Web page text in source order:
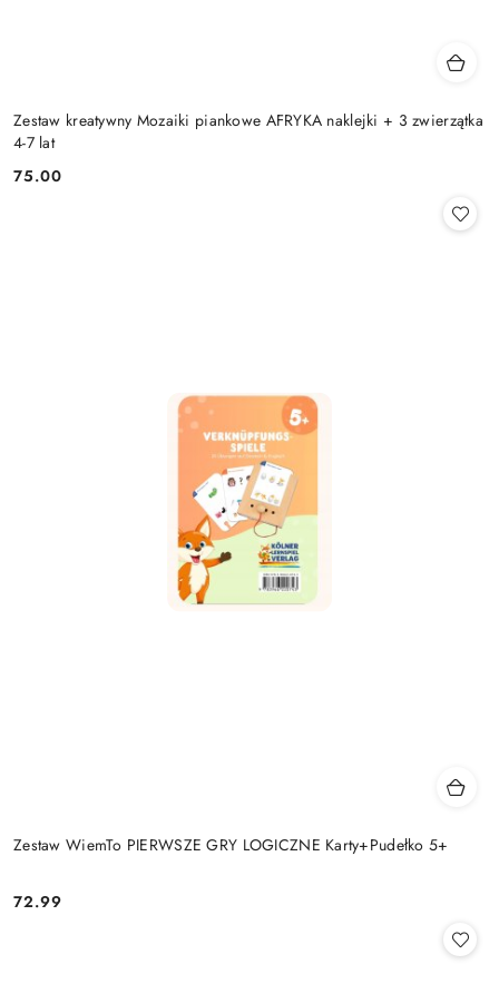
Zestaw kreatywny Mozaiki piankowe AFRYKA naklejki + 3 zwierzątka
4-7 lat
Cena:
75.00
Zestaw WiemTo PIERWSZE GRY LOGICZNE Karty+Pudełko 5+
Cena:
72.99